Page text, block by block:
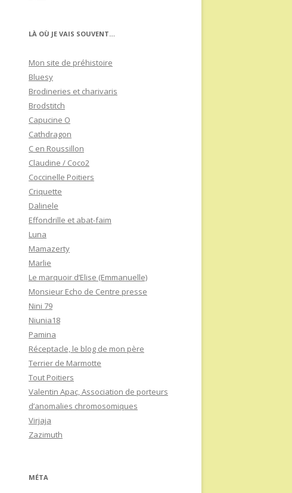
LÀ OÙ JE VAIS SOUVENT…
Mon site de préhistoire
Bluesy
Brodineries et charivaris
Brodstitch
Capucine O
Cathdragon
C en Roussillon
Claudine / Coco2
Coccinelle Poitiers
Criquette
Dalinele
Effondrille et abat-faim
Luna
Mamazerty
Marlie
Le marquoir d’Elise (Emmanuelle)
Monsieur Echo de Centre presse
Nini 79
Niunia18
Pamina
Réceptacle, le blog de mon père
Terrier de Marmotte
Tout Poitiers
Valentin Apac, Association de porteurs
d’anomalies chromosomiques
Virjaja
Zazimuth
MÉTA